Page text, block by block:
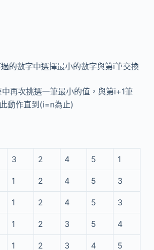
的數字中選擇最小的數字與第i筆交換
再次挑選一筆最小的值，與第i+1筆
動作直到(i=n為止)
3 2 4 5 1
1 2 4 5 3
1 2 4 5 3
1 2 3 5 4
1 2 3 4 5